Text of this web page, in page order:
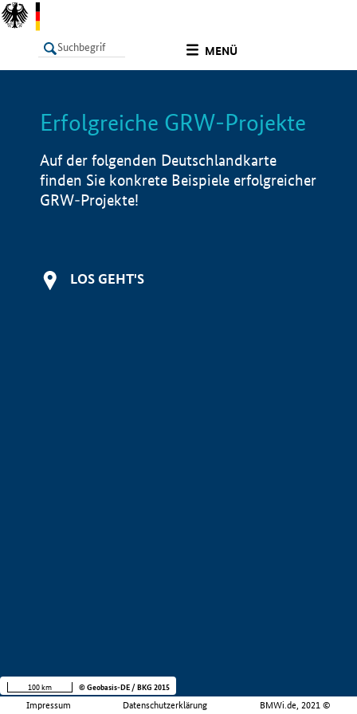
MENÜ
LISTE Info
Erfolgreiche GRW-Projekte
Auf der folgenden Deutschlandkarte
finden Sie konkrete Beispiele erfolgreicher
GRW-Projekte!
LOS GEHT'S
Impressum Datenschutzerklärung BMWi.de, 2021 ©
100 km © Geobasis-DE / BKG 2015